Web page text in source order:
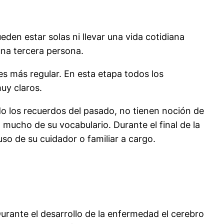
estar solas ni llevar una vida cotidiana
tercera persona.
más regular. En esta etapa todos los
claros.
los recuerdos del pasado, no tienen noción de
de su vocabulario. Durante el final de la
de su cuidador o familiar a cargo.
el desarrollo de la enfermedad el cerebro